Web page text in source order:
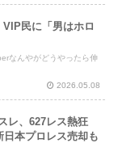
VIP民に「男はホロ
なんやがどうやったら伸
2026.05.08
レ、627レス熱狂
本プロレス売却も